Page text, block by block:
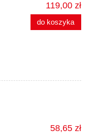
119,00 zł
do koszyka
58,65 zł